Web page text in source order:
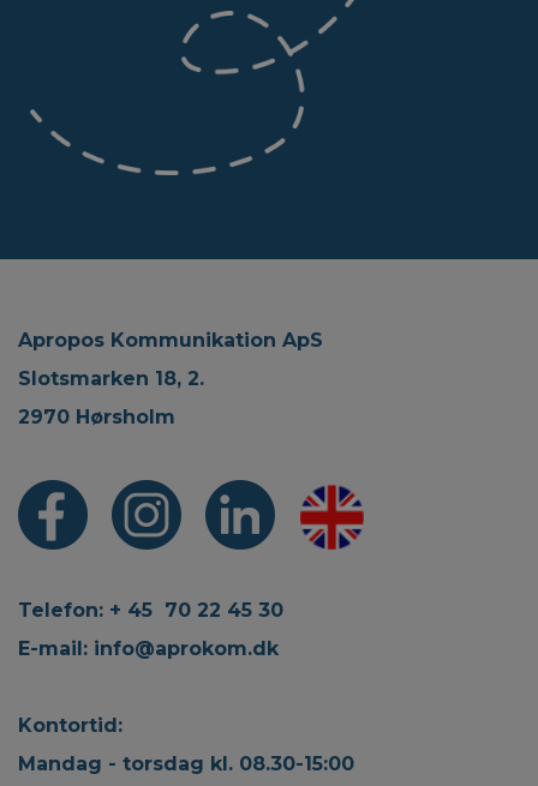
Apropos Kommunikation ApS
Slotsmarken 18, 2.
2970 Hørsholm
Telefon: + 45 70 22 45 30
E-mail: info@aprokom.dk
Kontortid:
Mandag - torsdag kl. 08.30-15:00